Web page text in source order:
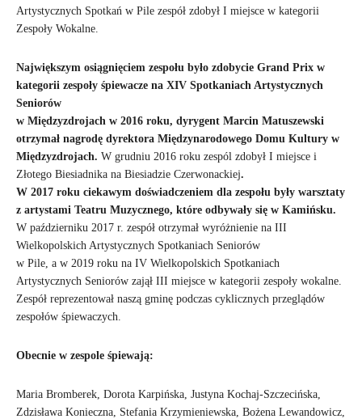
Artystycznych Spotkań w Pile zespół zdobył I miejsce w kategorii
Zespoły Wokalne.
Największym osiągnięciem zespołu było zdobycie Grand Prix w
kategorii zespoły śpiewacze na XIV Spotkaniach Artystycznych
Seniorów
w Międzyzdrojach w 2016 roku, dyrygent Marcin Matuszewski
otrzymał nagrodę dyrektora Międzynarodowego Domu Kultury w
Międzyzdrojach. W grudniu 2016 roku zespól zdobył I miejsce i
Złotego Biesiadnika na Biesiadzie Czerwonackiej.
W 2017 roku ciekawym doświadczeniem dla zespołu były warsztaty
z artystami Teatru Muzycznego, które odbywały się w Kamińsku.
W październiku 2017 r. zespół otrzymał wyróżnienie na III
Wielkopolskich Artystycznych Spotkaniach Seniorów
w Pile, a w 2019 roku na IV Wielkopolskich Spotkaniach
Artystycznych Seniorów zajął III miejsce w kategorii zespoły wokalne.
Zespół reprezentował naszą gminę podczas cyklicznych przeglądów
zespołów śpiewaczych.
Obecnie w zespole śpiewają:
Maria Bromberek, Dorota Karpińska, Justyna Kochaj-Szczecińska,
Zdzisława Konieczna, Stefania Krzymieniewska, Bożena Lewandowicz,